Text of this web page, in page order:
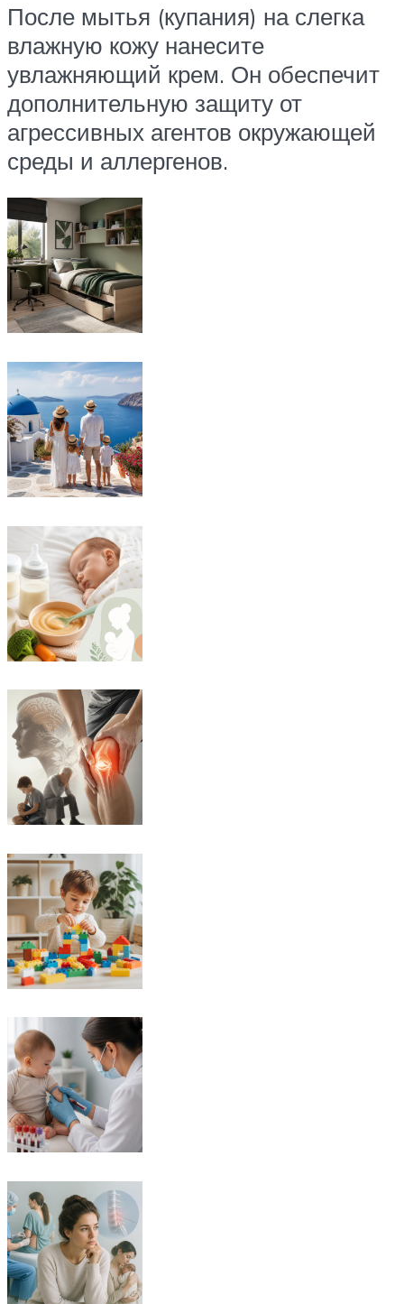
После мытья (купания) на слегка
влажную кожу нанесите
увлажняющий крем. Он обеспечит
дополнительную защиту от
агрессивных агентов окружающей
среды и аллергенов.